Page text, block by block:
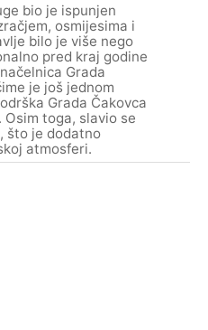
bio je ispunjen
osmijesima i
bilo je više nego
pred kraj godine
Grada
je još jednom
Grada Čakovca
toga, slavio se
što je dodatno
atmosferi.